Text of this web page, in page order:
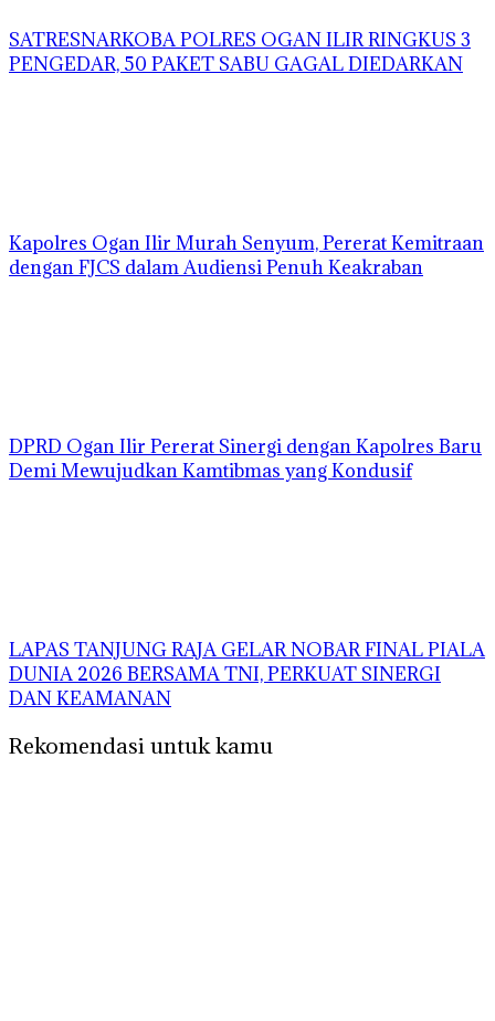
SATRESNARKOBA POLRES OGAN ILIR RINGKUS 3
PENGEDAR, 50 PAKET SABU GAGAL DIEDARKAN
Kapolres Ogan Ilir Murah Senyum, Pererat Kemitraan
dengan FJCS dalam Audiensi Penuh Keakraban
DPRD Ogan Ilir Pererat Sinergi dengan Kapolres Baru
Demi Mewujudkan Kamtibmas yang Kondusif
LAPAS TANJUNG RAJA GELAR NOBAR FINAL PIALA
DUNIA 2026 BERSAMA TNI, PERKUAT SINERGI
DAN KEAMANAN
Rekomendasi untuk kamu